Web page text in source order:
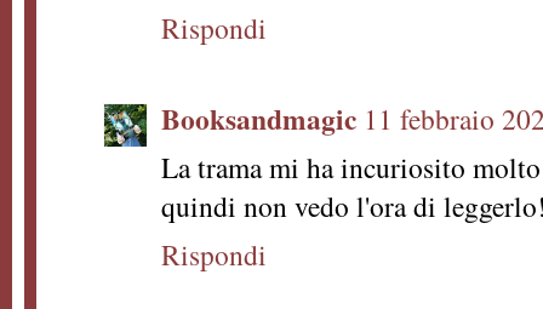
Rispondi
Booksandmagic 11 febbraio
La trama mi ha incuriosito molto
quindi non vedo l'ora di
Rispondi